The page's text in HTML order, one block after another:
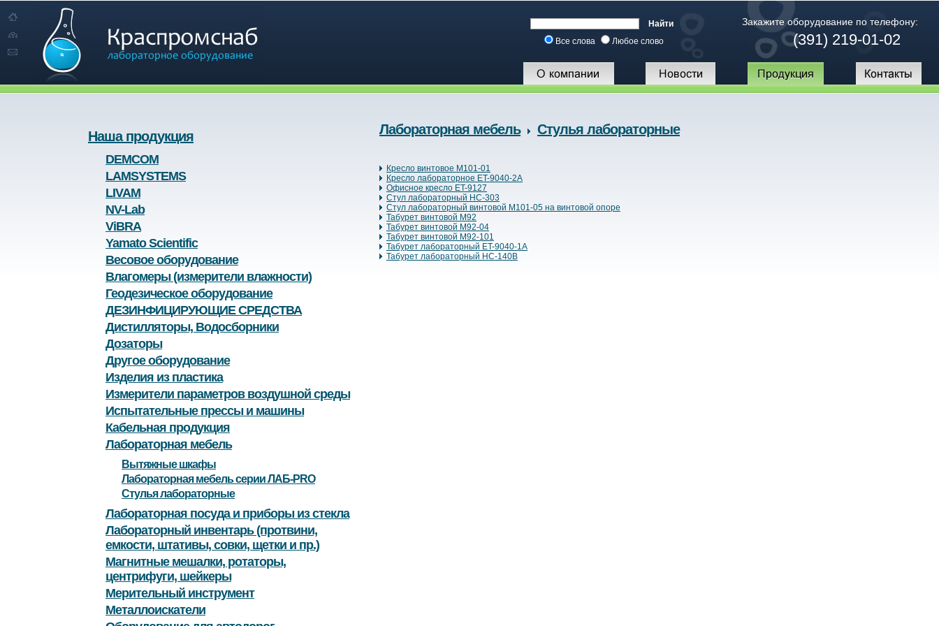
Все слова Любое слово
Закажите оборудование по телефону:
(391) 219-01-02
Наша продукция
DEMCOM
LAMSYSTEMS
LIVAM
NV-Lab
ViBRA
Yamato Scientific
Весовое оборудование
Влагомеры (измерители влажности)
Геодезическое оборудование
ДЕЗИНФИЦИРУЮЩИЕ СРЕДСТВА
Дистилляторы, Водосборники
Дозаторы
Другое оборудование
Изделия из пластика
Измерители параметров воздушной среды
Испытательные прессы и машины
Кабельная продукция
Лабораторная мебель
Вытяжные шкафы
Лабораторная мебель серии ЛАБ-PRO
Стулья лабораторные
Лабораторная посуда и приборы из стекла
Лабораторный инвентарь (протвини,
емкости, штативы, совки, щетки и пр.)
Магнитные мешалки, ротаторы,
центрифуги, шейкеры
Мерительный инструмент
Металлоискатели
Лабораторная мебель Стулья лабораторные
Кресло винтовое М101-01
Кресло лабораторное ET-9040-2A
Офисное кресло ET-9127
Стул лабораторный HC-303
Стул лабораторный винтовой М101-05 на винтовой опоре
Табурет винтовой М92
Табурет винтовой М92-04
Табурет винтовой М92-101
Табурет лабораторный ET-9040-1A
Табурет лабораторный HC-140B